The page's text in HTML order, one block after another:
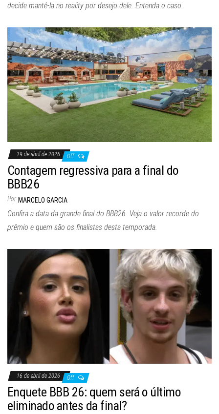
decide mantê-la no reality por desejo dele. Entenda o caso.
19 de abril de 2026 Off
Contagem regressiva para a final do
BBB26
Por MARCELO GARCIA
Confira a data da grande final do BBB26. Veja o valor recorde do
prêmio e quem são os finalistas desta temporada.
16 de abril de 2026 Off
Enquete BBB 26: quem será o último
eliminado antes da final?